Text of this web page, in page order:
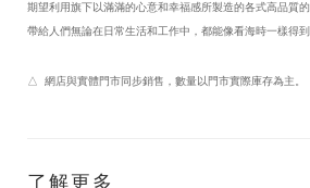
期望利用旗下以滿滿的心意和幸福感所製造的各式高品質的
帶給人們無論在日常生活和工作中，都能像看海時一樣得到
△ 網店與實體門市同步銷售，數量以門市實際庫存為主。
了解更多